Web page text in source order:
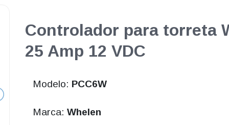
Controlador para torreta
25 Amp 12 VDC
Modelo: PCC6W
Marca: Whelen